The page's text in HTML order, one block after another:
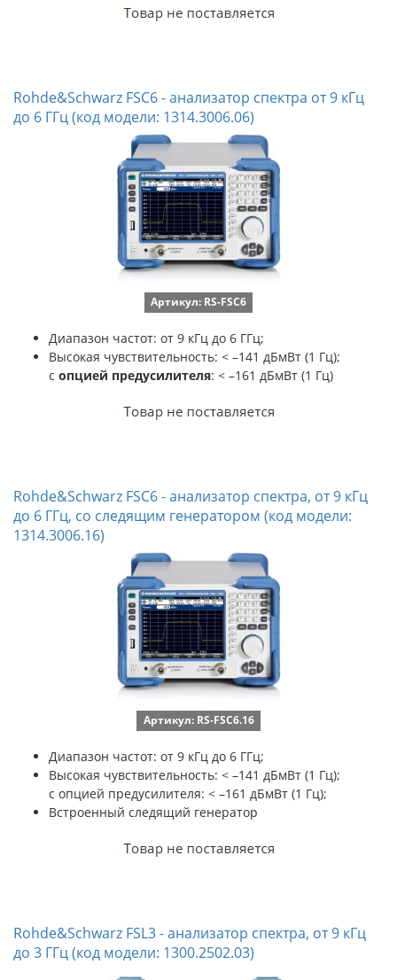
Rohde&Schwarz FSC6 - анализатор спектра от 9 кГц
до 6 ГГц (код модели: 1314.3006.06)
Артикул: RS-FSC6
Диапазон частот: от 9 кГц до 6 ГГц;
Высокая чувствительность: < –141 дБмВт (1 Гц);
с опцией предусилителя: < –161 дБмВт (1 Гц)
Rohde&Schwarz FSC6 - анализатор спектра, от 9 кГц
до 6 ГГц, со следящим генератором (код модели:
1314.3006.16)
Артикул: RS-FSC6.16
Диапазон частот: от 9 кГц до 6 ГГц;
Высокая чувствительность: < –141 дБмВт (1 Гц);
с опцией предусилителя: < –161 дБмВт (1 Гц);
Встроенный следящий генератор
Rohde&Schwarz FSL3 - анализатор спектра, от 9 кГц
до 3 ГГц (код модели: 1300.2502.03)